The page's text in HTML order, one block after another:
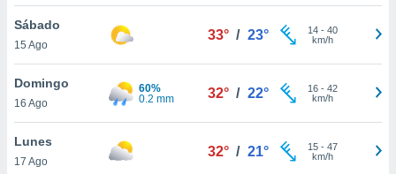
de
sitio
de que
sean
Sábado
15 Ago
33° / 23° 14- 40
km/h
Domingo
16 Ago
60%
0.2 mm
32° / 22° 16- 42
km/h
Lunes
17 Ago
32° / 21° 15- 47
km/h